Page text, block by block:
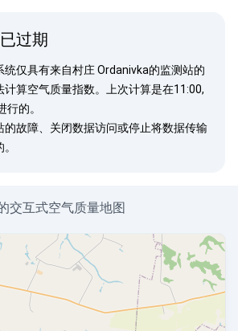
过期
统仅具有来自村庄 Ordanivka的监测站的
计算空气质量指数。上次计算是在11:00,
行的。
的故障、关闭数据访问或停止将数据传输
交互式空气质量地图